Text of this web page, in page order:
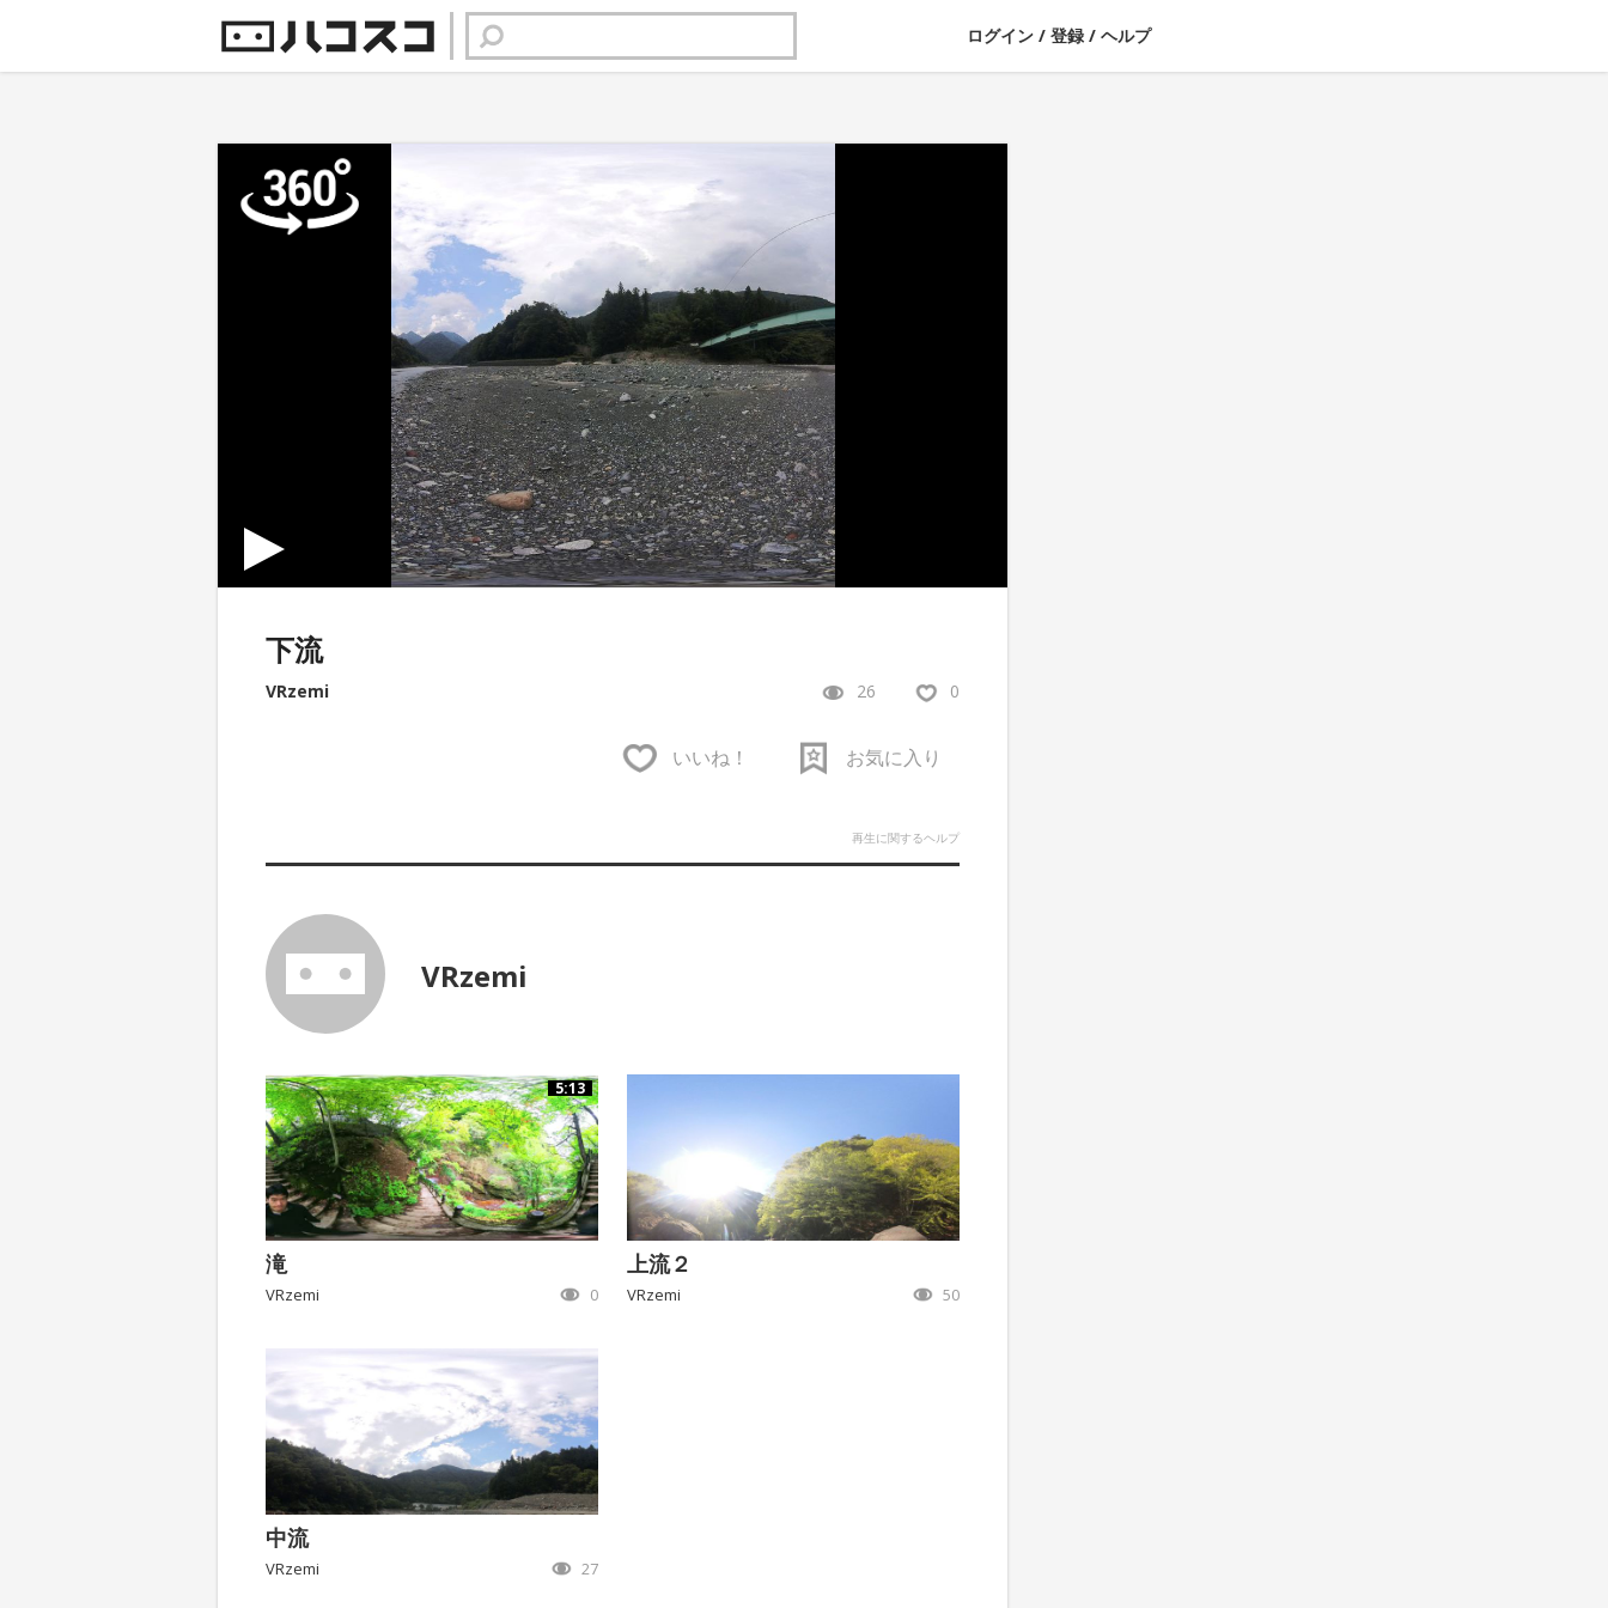
ログイン / 登録 / ヘルプ
下流
VRzemi 26 0
いいね！ お気に入り
再生に関するヘルプ
VRzemi
5:13
滝
VRzemi 0
上流２
VRzemi 50
中流
VRzemi 27